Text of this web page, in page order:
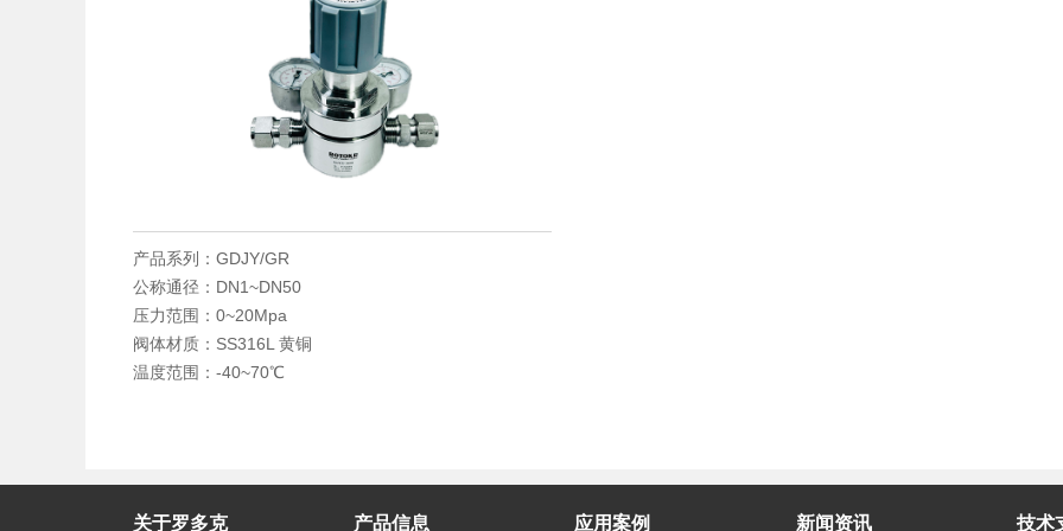
产品系列：GDJY/GR
公称通径：DN1~DN50
压力范围：0~20Mpa
阀体材质：SS316L 黄铜
温度范围：-40~70℃
关于罗多克 产品信息 应用案例 新闻资讯 技术